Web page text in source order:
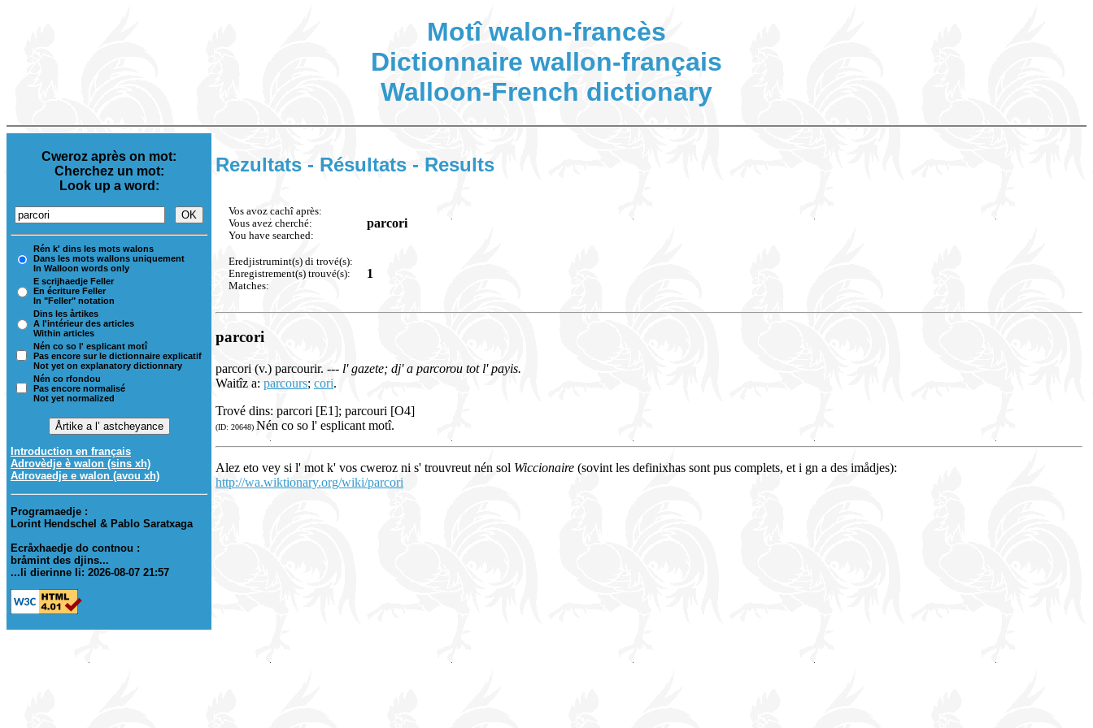
Motî walon-francès
Dictionnaire wallon-français
Walloon-French dictionary
Cweroz après on mot:
Cherchez un mot:
Look up a word:
Rén k' dins les mots walons
Dans les mots wallons uniquement
In Walloon words only
E scrijhaedje Feller
En écriture Feller
In "Feller" notation
Dins les årtikes
A l'intérieur des articles
Within articles
Nén co so l' esplicant motî
Pas encore sur le dictionnaire explicatif
Not yet on explanatory dictionnary
Nén co rfondou
Pas encore normalisé
Not yet normalized
Introduction en français
Adrovèdje è walon (sins xh)
Adrovaedje e walon (avou xh)
Programaedje :
Lorint Hendschel & Pablo Saratxaga
Ecråxhaedje do contnou :
bråmint des djins...
...li dierinne li: 2026-08-07 21:57
Rezultats - Résultats - Results
Vos avoz cachî après:
Vous avez cherché:
You have searched:
parcori
Eredjistrumint(s) di trové(s):
Enregistrement(s) trouvé(s):
Matches:
1
parcori
parcori (v.) parcourir. --- l' gazete; dj' a parcorou tot l' payis.
Waitîz a: parcours; cori.
Trové dins: parcori [E1]; parcouri [O4]
(ID: 20648) Nén co so l' esplicant motî.
Alez eto vey si l' mot k' vos cweroz ni s' trouvreut nén sol Wiccionaire (sovint les definixhas sont pus complets, et i gn a des imådjes):
http://wa.wiktionary.org/wiki/parcori